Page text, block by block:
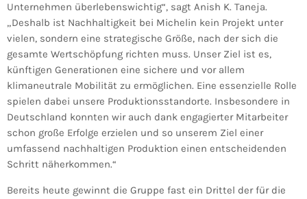
Unternehmen überlebenswichtig“, sagt Anish K. Taneja.
„Deshalb ist Nachhaltigkeit bei Michelin kein Projekt unter
vielen, sondern eine strategische Größe, nach der sich die
gesamte Wertschöpfung richten muss. Unser Ziel ist es,
künftigen Generationen eine sichere und vor allem
klimaneutrale Mobilität zu ermöglichen. Eine essenzielle Rolle
spielen dabei unsere Produktionsstandorte. Insbesondere in
Deutschland konnten wir auch dank engagierter Mitarbeiter
schon große Erfolge erzielen und so unserem Ziel einer
umfassend nachhaltigen Produktion einen entscheidenden
Schritt näherkommen.“
Bereits heute gewinnt die Gruppe fast ein Drittel der für die